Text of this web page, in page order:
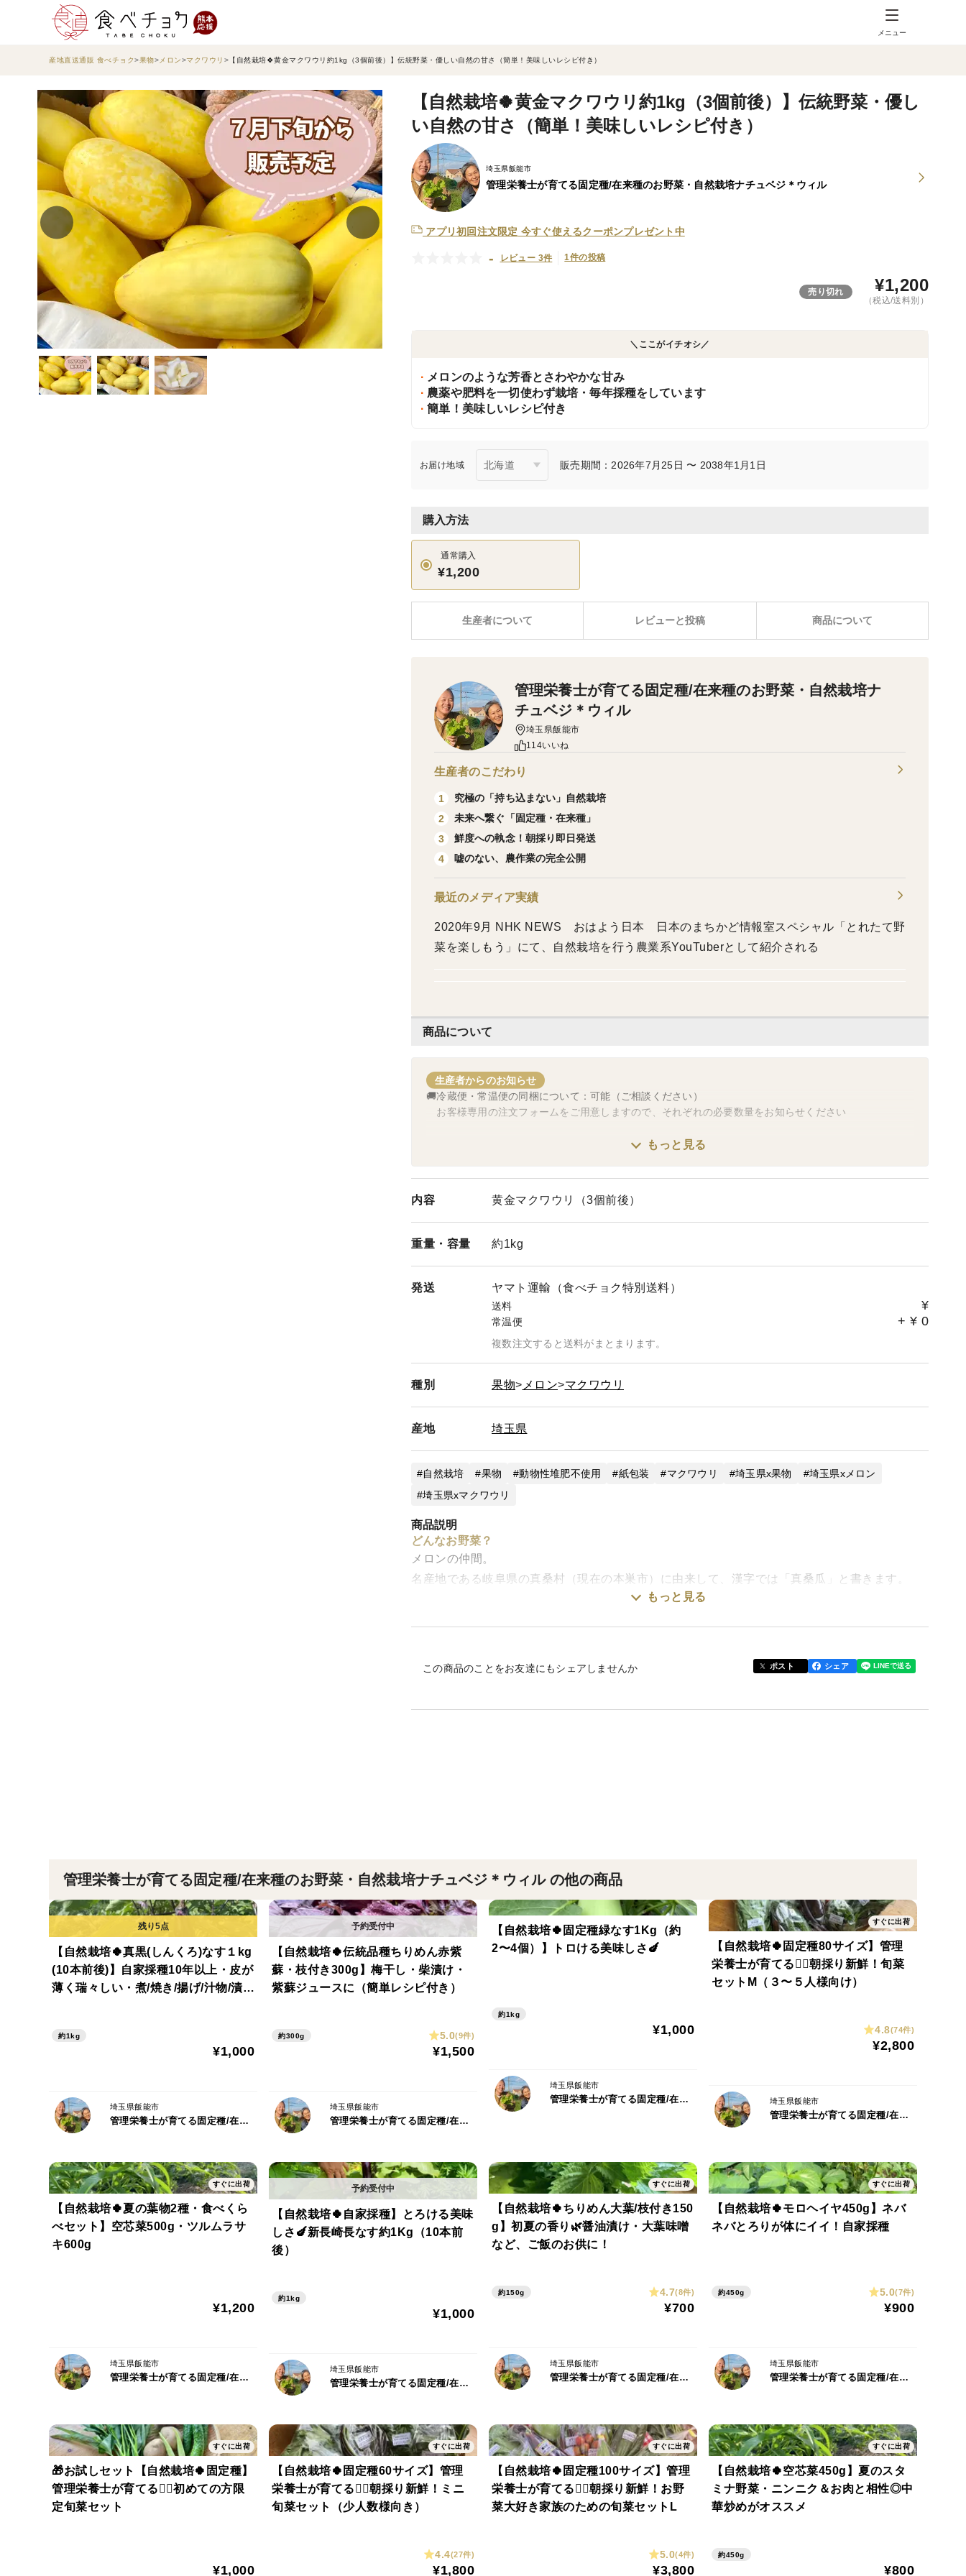
メニュー
産地直送通販 食べチョク 果物 メロン マクワウリ 【自然栽培🍀黄金マクワウリ約1kg（3個前後）】伝統野菜・優しい自然の甘さ（簡単！美味しいレシピ付き）
【自然栽培🍀黄金マクワウリ約1kg（3個前後）】伝統野菜・優し
い自然の甘さ（簡単！美味しいレシピ付き）
埼玉県飯能市
管理栄養士が育てる固定種/在来種のお野菜・自然栽培ナチュベジ＊ウィル
アプリ初回注文限定 今すぐ使えるクーポンプレゼント中
- レビュー 3件 1件の投稿
売り切れ ¥1,200
（税込/送料別）
＼ここがイチオシ／
メロンのような芳香とさわやかな甘み
農薬や肥料を一切使わず栽培・毎年採種をしています
簡単！美味しいレシピ付き
お届け地域 販売期間：2026年7月25日 〜 2038年1月1日
購入方法
通常購入
¥1,200
レビューと投稿 商品について
生産者について
商品について
生産者からのお知らせ
🚚冷蔵便・常温便の同梱について：可能（ご相談ください）
お客様専用の注文フォームをご用意しますので、それぞれの必要数量をお知らせください
🚚 『すぐに出荷』について：都合により当日発送を停止します
⚠️ただし、関西以西・北海道の方は翌々日お届けになります
１日に発送できる数には上限があります
出荷可能の場合、その限りではありません
上限に達した場合は次の発送可能日に対応させていただきます
もっと見る
内容 黄金マクワウリ（3個前後）
重量・ 容量 約1kg
発送 ヤマト運輸（食べチョク特別送料）
送料 ¥
常温便 + ¥ 0
複数注文すると送料がまとまります。
種別 果物 メロン マクワウリ
産地 埼玉県
自然栽培 果物 動物性堆肥不使用 紙包装 マクワウリ 埼玉県x果物
埼玉県xメロン
埼玉県xマクワウリ
商品説明
どんなお野菜？
メロンの仲間。
名産地である岐阜県の真桑村（現在の本巣市）に由来して、漢字では「真桑瓜」と書きます。
まくわ瓜はずっと昔から栽培されており、日本に伝来したのは3世紀より前です。
昔懐かしい、優しい自然な甘さをお楽しみください（味の感じ方には個人差があります）。
す対応が遅くなります）
＊梱包には、新聞紙・リユースダンボールを使用する場合があります
もっと見る
この商品のことをお友達にもシェアしませんか ポスト シェア
管理栄養士が育てる固定種/在来種のお野菜・自然栽培ナ
チュベジ＊ウィル
埼玉県飯能市
114いいね
生産者のこだわり
1
究極の「持ち込まない」自然栽培
2
未来へ繋ぐ「固定種・在来種」
3
鮮度への執念！朝採り即日発送
4
嘘のない、農作業の完全公開
最近のメディア実績
2020年9月 NHK NEWS おはよう日本 日本のまちかど情報室スペシャル「とれたて野
菜を楽しもう」にて、自然栽培を行う農業系YouTuberとして紹介される
管理栄養士が育てる固定種/在来種のお野菜・自然栽培ナチュベジ＊ウィル の他の商品
【自然栽培🍀真黒(しんくろ)なす１kg
(10本前後)】自家採種10年以上・皮が
薄く瑞々しい・煮/焼き/揚げ/汁物/漬
約1kg
¥1,000
埼玉県飯能市
管理栄養士が育てる固定種/在来種のお野菜・自然栽培ナチュベジ＊ウィル
【自然栽培🍀伝統品種ちりめん赤紫
蘇・枝付き300g】梅干し・柴漬け・
紫蘇ジュースに（簡単レシピ付き）
約300g 5.0(9件)
¥1,500
埼玉県飯能市
管理栄養士が育てる固定種/在来種のお野菜・自然栽培ナチュベジ＊ウィル
【自然栽培🍀固定種緑なす1Kg（約
2〜4個）】トロける美味しさ🍆
約1kg
¥1,000
埼玉県飯能市
管理栄養士が育てる固定種/在来種のお野菜・自然栽培ナチュベジ＊ウィル
すぐに出荷
【自然栽培🍀固定種80サイズ】管理
栄養士が育てる🧑‍⚕️朝採り新鮮！旬菜
セットM（３〜５人様向け）
4.8(74件)
¥2,800
埼玉県飯能市
管理栄養士が育てる固定種/在来種のお野菜・自然栽培ナチュベジ＊ウィル
すぐに出荷
【自然栽培🍀夏の葉物2種・食べくら
べセット】空芯菜500g・ツルムラサ
キ600g
¥1,200
埼玉県飯能市
管理栄養士が育てる固定種/在来種のお野菜・自然栽培ナチュベジ＊ウィル
【自然栽培🍀自家採種】とろける美味
しさ🍆新長崎長なす約1Kg（10本前
後）
約1kg
¥1,000
埼玉県飯能市
管理栄養士が育てる固定種/在来種のお野菜・自然栽培ナチュベジ＊ウィル
すぐに出荷
【自然栽培🍀ちりめん大葉/枝付き150
g】初夏の香り🌿醤油漬け・大葉味噌
など、ご飯のお供に！
約150g 4.7(8件)
¥700
埼玉県飯能市
管理栄養士が育てる固定種/在来種のお野菜・自然栽培ナチュベジ＊ウィル
すぐに出荷
【自然栽培🍀モロヘイヤ450g】ネバ
ネバとろりが体にイイ！自家採種
約450g 5.0(7件)
¥900
埼玉県飯能市
管理栄養士が育てる固定種/在来種のお野菜・自然栽培ナチュベジ＊ウィル
すぐに出荷
🎁お試しセット【自然栽培🍀固定種】
管理栄養士が育てる🧑‍⚕️初めての方限
定旬菜セット
¥1,000
すぐに出荷
【自然栽培🍀固定種60サイズ】管理
栄養士が育てる🧑‍⚕️朝採り新鮮！ミニ
旬菜セット（少人数様向き）
4.4(27件)
¥1,800
すぐに出荷
【自然栽培🍀固定種100サイズ】管理
栄養士が育てる🧑‍⚕️朝採り新鮮！お野
菜大好き家族のための旬菜セットL
5.0(4件)
¥3,800
すぐに出荷
【自然栽培🍀空芯菜450g】夏のスタ
ミナ野菜・ニンニク＆お肉と相性◎中
華炒めがオススメ
約450g
¥800